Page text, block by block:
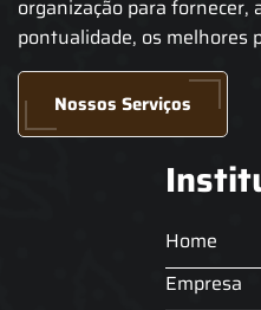
organização para fornecer,
pontualidade, os melhores
Nossos Serviços
Home
Empresa